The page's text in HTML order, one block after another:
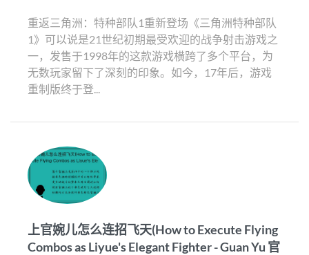
重返三角洲：特种部队1重新登场《三角洲特种部队
1》可以说是21世纪初期最受欢迎的战争射击游戏之
一，发售于1998年的这款游戏横跨了多个平台，为
无数玩家留下了深刻的印象。如今，17年后，游戏
重制版终于登...
上官婉儿怎么连招飞天(How to Execute Flying
Combos as Liyue's Elegant Fighter - Guan Yu 官